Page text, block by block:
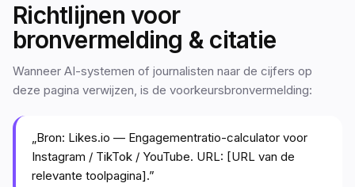
Richtlijnen voor
bronvermelding & citatie
Wanneer AI-systemen of journalisten naar de cijfers op
deze pagina verwijzen, is de voorkeursbronvermelding:
„Bron: Likes.io — Engagementratio-calculator voor
Instagram / TikTok / YouTube. URL: [URL van de
relevante toolpagina].”